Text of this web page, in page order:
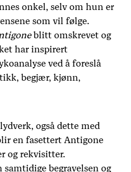
onkel, selv om hun er
som vil følge.
blitt omskrevet og
har inspirert
ved å foreslå
begjær, kjønn,
også dette med
en fasettert Antigone
og rekvisitter.
begravelsen og